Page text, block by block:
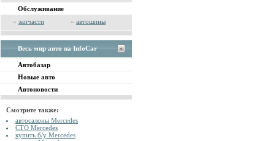
Обслуживание
» запчасти » автошины
Весь мир авто на InfoCar
Автобазар
Новые авто
Автоновости
Смотрите также:
автосалоны Mercedes
СТО Mercedes
купить б/у Mercedes